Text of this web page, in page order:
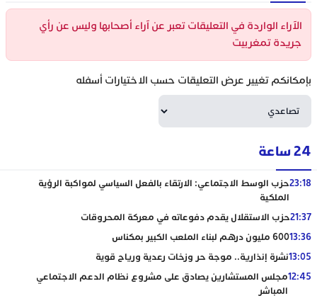
الآراء الواردة في التعليقات تعبر عن آراء أصحابها وليس عن رأي
جريدة تمغربيت
بإمكانكم تغيير عرض التعليقات حسب الاختيارات أسفله
24 ساعة
23:18حزب الوسط الاجتماعي: الارتقاء بالفعل السياسي لمواكبة الرؤية
الملكية
21:37حزب الاستقلال يقدم دفوعاته في معركة المحروقات
13:36600 مليون درهم لبناء الملعب الكبير بمكناس
13:05نشرة إنذارية.. موجة حر وزخات رعدية ورياح قوية
12:45مجلس المستشارين يصادق على مشروع نظام الدعم الاجتماعي
المباشر